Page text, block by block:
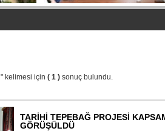
" kelimesi için ( 1 ) sonuç bulundu.
TARİHİ TEPEBAĞ PROJESİ
GÖRÜŞÜLDÜ